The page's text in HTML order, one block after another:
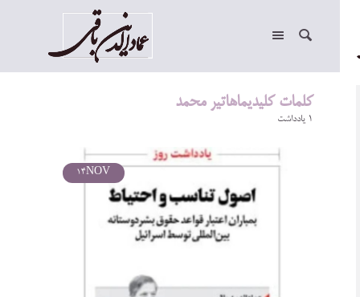
کلمات کلیدیماهاتیر محمد
1 یادداشت
NOV
14